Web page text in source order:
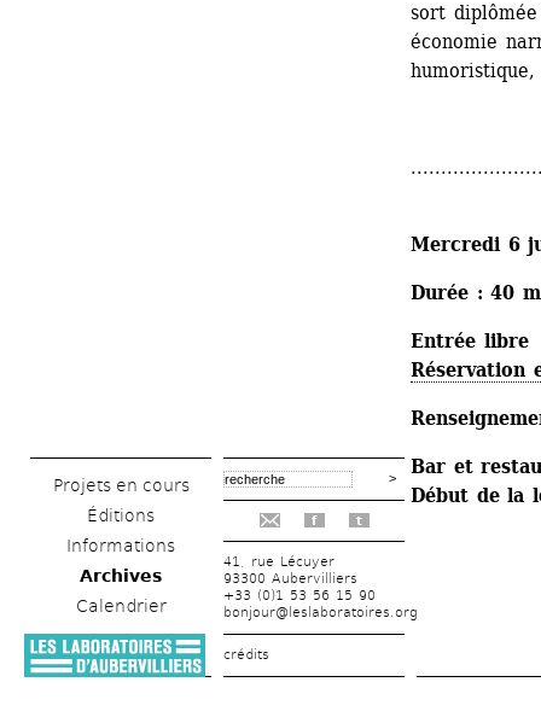
Projets en cours
Éditions
Informations
Archives
Calendrier
f t
41, rue Lécuyer
93300 Aubervilliers
+33 (0)1 53 56 15 90
bonjour@leslaboratoires.org
crédits
sort
économie
Mercredi 6
Durée : 40
Entrée libre
Réservation
Bar et
Début de la